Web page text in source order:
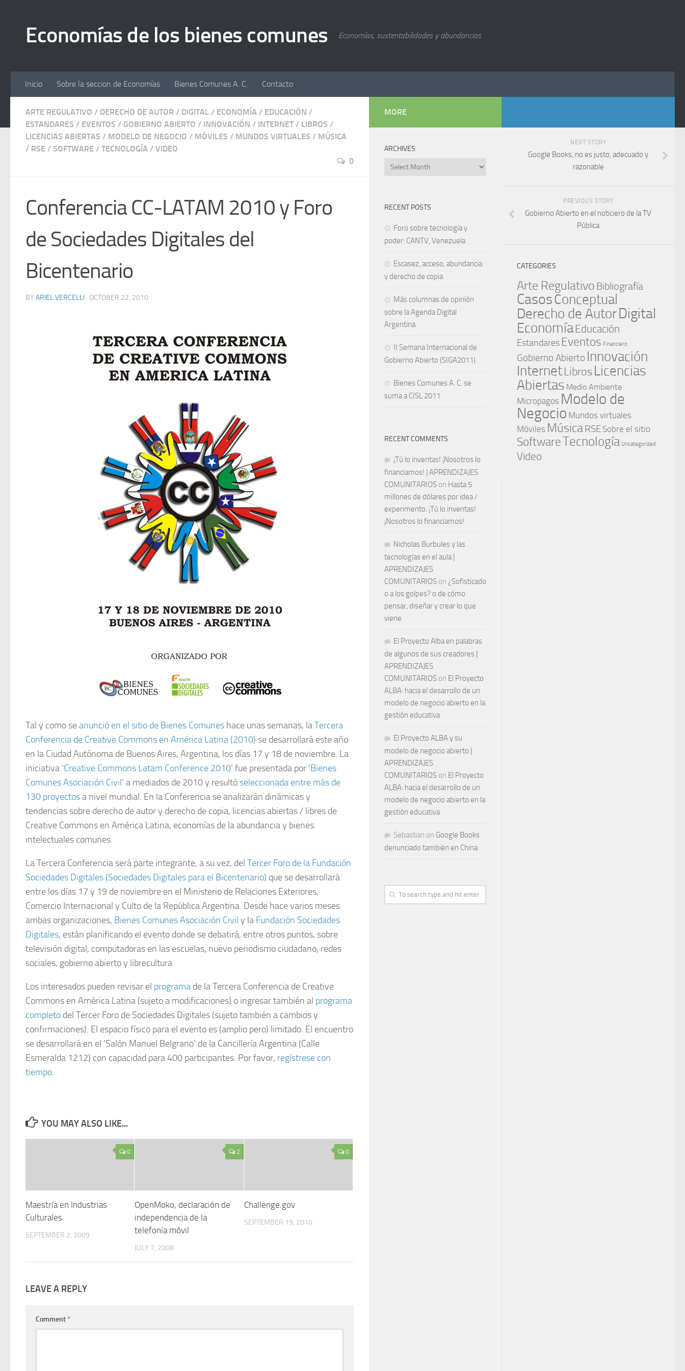
Economías de los bienes comunes Economías, sustentabilidades y abundancias
Inicio Sobre la seccion de Economías Bienes Comunes A. C. Contacto
ARTE REGULATIVO / DERECHO DE AUTOR / DIGITAL / ECONOMÍA / EDUCACIÓN /
ESTANDARES / EVENTOS / GOBIERNO ABIERTO / INNOVACIÓN / INTERNET / LIBROS /
LICENCIAS ABIERTAS / MODELO DE NEGOCIO / MÓVILES / MUNDOS VIRTUALES / MÚSICA
/ RSE / SOFTWARE / TECNOLOGÍA / VIDEO
0
Conferencia CC-LATAM 2010 y Foro
de Sociedades Digitales del
Bicentenario
BY ARIEL VERCELLI · OCTOBER 22, 2010
Tal y como seanunció en el sitio de Bienes Comunes hace unas semanas, laTercera
Conferencia de Creative Commons en América Latina (2010) se desarrollará este año
en la Ciudad Autónoma de Buenos Aires, Argentina, los días 17 y 18 de noviembre. La
iniciativa ‘Creative Commons Latam Conference 2010‘ fue presentada por ‘Bienes
Comunes Asociación Civil‘ a mediados de 2010 y resultó seleccionada entre más de
130 proyectosa nivel mundial. En la Conferencia se analizarán dinámicas y
tendencias sobre derecho de autor y derecho de copia, licencias abiertas / libres de
Creative Commons en América Latina, economías de la abundancia y bienes
intelectuales comunes.
La Tercera Conferencia será parte integrante, a su vez, del Tercer Foro de la Fundación
Sociedades Digitales (Sociedades Digitales para el Bicentenario) que se desarrollará
entre los días 17 y 19 de noviembre en el Ministerio de Relaciones Exteriores,
Comercio Internacional y Culto de la República Argentina. Desde hace varios meses
ambas organizaciones, Bienes Comunes Asociación Civil y la Fundación Sociedades
Digitales, están planificando el evento donde se debatirá, entre otros puntos, sobre
televisión digital, computadoras en las escuelas, nuevo periodismo ciudadano, redes
sociales, gobierno abierto y librecultura.
Los interesados pueden revisar el programa de la Tercera Conferencia de Creative
Commons en América Latina (sujeto a modificaciones) o ingresar también al programa
completo del Tercer Foro de Sociedades Digitales (sujeto también a cambios y
confirmaciones). El espacio físico para el evento es (amplio pero) limitado. El encuentro
se desarrollará en el ‘Salón Manuel Belgrano’ de la Cancillería Argentina (Calle
Esmeralda 1212) con capacidad para 400 participantes. Por favor, regístrese con
tiempo.
YOU MAY ALSO LIKE...
0
Maestría en Industrias
Culturales
SEPTEMBER 2, 2009
2
OpenMoko, declaración de
independencia de la
telefonía móvil
JULY 7, 2008
0
Challenge.gov
SEPTEMBER 19, 2010
LEAVE A REPLY
Comment*
NEXT STORY
Google Books, no es justo, adecuado y
razonable
PREVIOUS STORY
Gobierno Abierto en el noticiero de la TV
Pública
CATEGORIES
Arte Regulativo Bibliografía
CasosConceptual
Derecho de AutorDigital
Economía Educación
Estandares Eventos Financiero
Gobierno Abierto Innovación
InternetLibros Licencias
Abiertas Medio Ambiente
Micropagos Modelo de
Negocio Mundos virtuales
Móviles MúsicaRSE Sobre el sitio
SoftwareTecnología Uncategorized
Video
MORE
ARCHIVES
Archives
RECENT POSTS
Foro sobre tecnología y
poder: CANTV, Venezuela
Escasez, acceso, abundancia
y derecho de copia
Más columnas de opinión
sobre la Agenda Digital
Argentina
II Semana Internacional de
Gobierno Abierto (SIGA2011)
Bienes Comunes A. C. se
suma a CISL 2011
RECENT COMMENTS
¡Tú lo inventas! ¡Nosotros lo
financiamos! | APRENDIZAJES
COMUNITARIOS on Hasta 5
millones de dólares por idea /
experimento. ¡Tú lo inventas!
¡Nosotros lo financiamos!
Nicholas Burbules y las
tecnologías en el aula |
APRENDIZAJES
COMUNITARIOS on ¿Sofisticado
o a los golpes? o de cómo
pensar, diseñar y crear lo que
viene
El Proyecto Alba en palabras
de algunos de sus creadores |
APRENDIZAJES
COMUNITARIOS on El Proyecto
ALBA: hacia el desarrollo de un
modelo de negocio abierto en la
gestión educativa
El Proyecto ALBA y su
modelo de negocio abierto |
APRENDIZAJES
COMUNITARIOS on El Proyecto
ALBA: hacia el desarrollo de un
modelo de negocio abierto en la
gestión educativa
Sebastian on Google Books
denunciado también en China